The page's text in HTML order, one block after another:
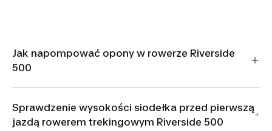
Jak napompować opony w rowerze Riverside
500
Sprawdzenie wysokości siodełka przed pierwszą
jazdą rowerem trekingowym Riverside 500